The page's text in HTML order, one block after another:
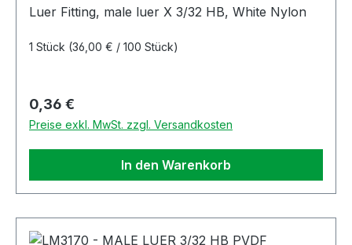
Luer Fitting, male luer X 3/32 HB, White Nylon
1 Stück (36,00 € / 100 Stück)
Regulärer Preis:
0,36 €
Preise exkl. MwSt. zzgl. Versandkosten
In den Warenkorb